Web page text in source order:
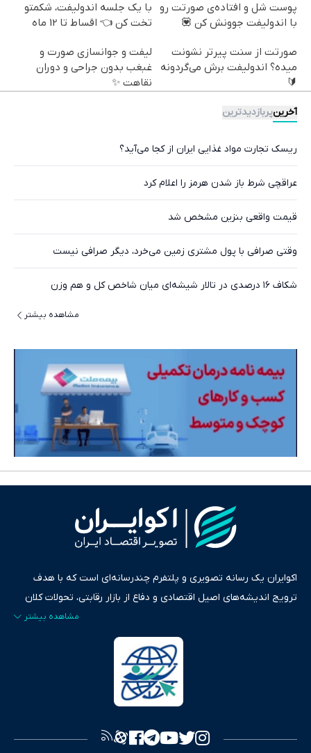
پوست شل و افتاده‌ی صورتت رو
با اندولیفت جوونش کن 💟
با یک جلسه اندولیفت، شکمتو
تخت کن 👈 اقساط تا 12 ماه
صورتت از سنت پیرتر نشونت
میده؟ اندولیفت برش می‌گردونه
🔰
لیفت و جوانسازی صورت و
غبغب بدون جراحی و دوران
نقاهت ✨
آخرینپربازدیدترین
ریسک تجارت مواد غذایی ایران از کجا می‌آید؟
عراقچی شرط باز شدن هرمز را اعلام کرد
قیمت واقعی بنزین مشخص شد
وقتی صرافی با پول مشتری زمین می‌خرد، دیگر صرافی نیست
شکاف ۱۶ درصدی در تالار شیشه‌ای میان شاخص کل و هم وزن
مشاهده بیشتر
اکوایران یک رسانه تصویری و پلتفرم چندرسانه‌ای است که با هدف
ترویج اندیشه‌های اصیل اقتصادی و دفاع از بازار رقابتی، تحولات کلان
ایران و جهان را در قالب‌های ویدیو، پادکست، متن و گزارش‌های تحلیلی
پایش می‌کند. این رسانه به عنوان منبعی دقیق و قابل اعتماد، فراتر از
اطلاع‌رسانی صرف، به تبیین سیاست‌ها و کارکردهای بازارهای مالی،
سرمایه‌گذاری، تجارت و حوزه‌های نوظهور می‌پردازد. اکوایران با پایبندی
به اصول «انصاف، امانت و صداقت»، بستری برای انعکاس آراء متنوع
تصویری شفاف از واقعیت‌های اقتصادی ارائه دهد. ما در اکوایران با